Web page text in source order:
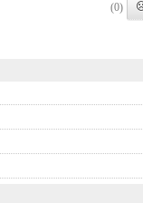
(0)